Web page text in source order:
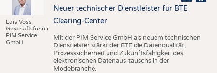
Lars Voss,
Geschäftsführer
PIM Service
GmbH
Neuer technischer Dienstleister für BTE
Clearing-Center
Mit der PIM Service GmbH als neuem technischen
Dienstleister stärkt der BTE die Datenqualität,
Prozesssicherheit und Zukunftsfähigkeit des
elektronischen Datenaus-tauschs in der
Modebranche.